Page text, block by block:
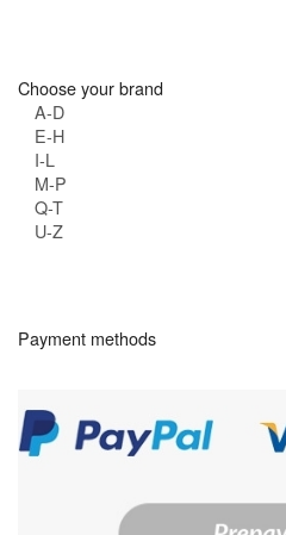
Choose your brand
A-D
E-H
I-L
M-P
Q-T
U-Z
Payment methods